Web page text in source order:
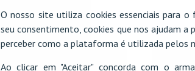
O nosso site utiliza cookies essenciais para
seu consentimento, cookies que nos ajudam a
perceber como a plataforma é utilizada pelos
Ao clicar em "Aceitar" concorda com o